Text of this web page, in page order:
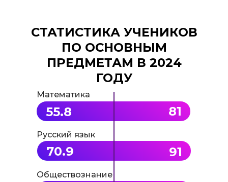
Математика
Русский язык
Обществознание
55.8 81
70.9 91
СТАТИСТИКА УЧЕНИКОВ
ПО ОСНОВНЫМ
ПРЕДМЕТАМ В 2024
ГОДУ